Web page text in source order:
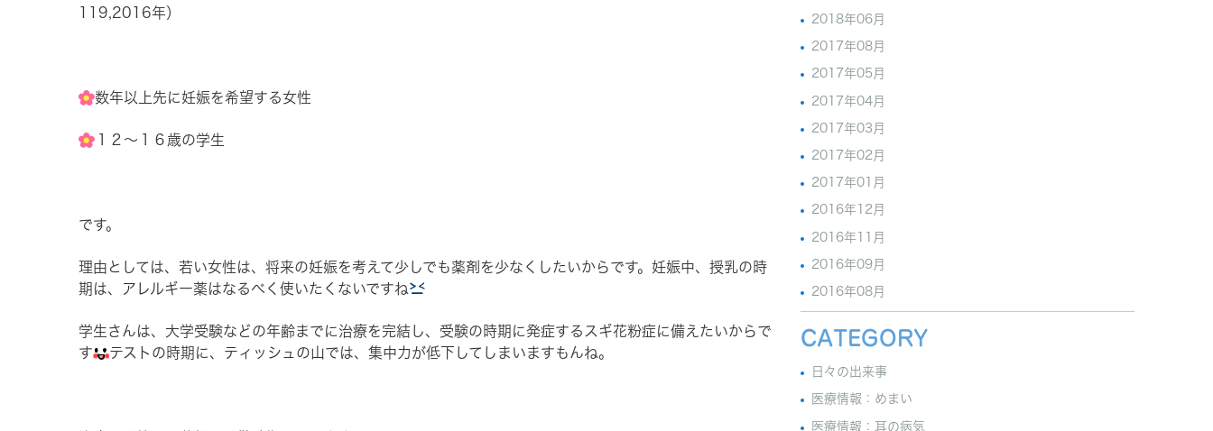
119,2016年）
数年以上先に妊娠を希望する女性
１２～１６歳の学生
です。
理由としては、若い女性は、将来の妊娠を考えて少しでも薬剤を少なくしたいからです。妊娠中、授乳の時
期は、アレルギー薬はなるべく使いたくないですね
学生さんは、大学受験などの年齢までに治療を完結し、受験の時期に発症するスギ花粉症に備えたいからで
す
テストの時期に、ティッシュの山では、集中力が低下してしまいますもんね。
2018年06月
2017年08月
2017年05月
2017年04月
2017年03月
2017年02月
2017年01月
2016年12月
2016年11月
2016年09月
2016年08月
CATEGORY
日々の出来事
医療情報：めまい
医療情報：耳の病気